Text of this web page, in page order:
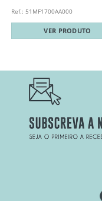
Ref.: 51MF1700AA000
VER PRODUTO